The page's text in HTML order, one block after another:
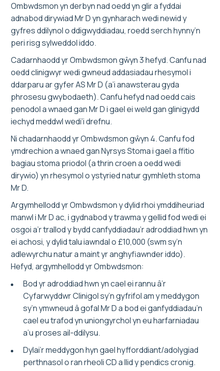
Ombwdsmon yn derbyn nad oedd yn glir a fyddai
adnabod dirywiad Mr D yn gynharach wedi newid y
gyfres ddilynol o ddigwyddiadau, roedd serch hynny’n
peri risg sylweddol iddo.
Cadarnhaodd yr Ombwdsmon gŵyn 3 hefyd. Canfu nad
oedd clinigwyr wedi gwneud addasiadau rhesymol i
ddarparu ar gyfer AS Mr D (a’i anawsterau gyda
phrosesu gwybodaeth). Canfu hefyd nad oedd cais
penodol a wnaed gan Mr D i gael ei weld gan glinigydd
iechyd meddwl wedi’i drefnu.
Ni chadarnhaodd yr Ombwdsmon gŵyn 4. Canfu fod
ymdrechion a wnaed gan Nyrsys Stoma i gael a ffitio
bagiau stoma priodol (a thrin croen a oedd wedi
dirywio) yn rhesymol o ystyried natur gymhleth stoma
Mr D.
Argymhellodd yr Ombwdsmon y dylid rhoi ymddiheuriad
manwl i Mr D ac, i gydnabod y trawma y gellid fod wedi ei
osgoi a’r trallod y bydd canfyddiadau’r adroddiad hwn yn
ei achosi, y dylid talu iawndal o £10,000 (swm sy’n
adlewyrchu natur a maint yr anghyfiawnder iddo).
Hefyd, argymhellodd yr Ombwdsmon:
Bod yr adroddiad hwn yn cael ei rannu â’r
Cyfarwyddwr Clinigol sy’n gyfrifol am y meddygon
sy’n ymwneud â gofal Mr D a bod ei ganfyddiadau’n
cael eu trafod yn uniongyrchol yn eu harfarniadau
a’u proses ail-ddilysu.
Dylai’r meddygon hyn gael hyfforddiant/adolygiad
perthnasol o ran rheoli CD a llid y pendics cronig.